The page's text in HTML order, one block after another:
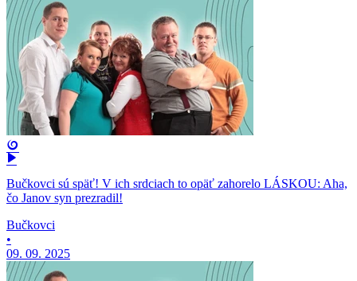
Bučkovci sú späť! V ich srdciach to opäť zahorelo LÁSKOU: Aha,
čo Janov syn prezradil!
Bučkovci
•
09. 09. 2025